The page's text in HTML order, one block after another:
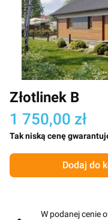
Złotlinek B
1 750,00 zł
Tak niską cenę
Dodaj do
W podanej cenie